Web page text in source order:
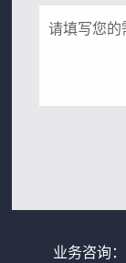
业务咨询：